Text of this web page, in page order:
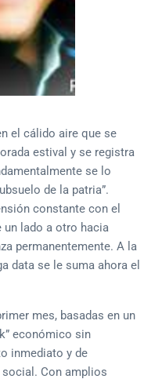
el cálido aire que se
estival y se registra
se lo
de la patria”.
constante con el
un lado a otro hacia
permanentemente. A la
data se le suma ahora el
mes, basadas en un
económico sin
inmediato y de
Con amplios